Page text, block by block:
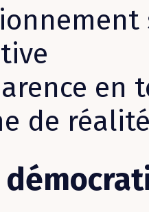
en
de